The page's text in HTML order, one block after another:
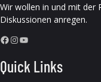
Wir wollen in und mit der
Diskussionen anregen.
Facebook InstagramYouTube
Quick Links